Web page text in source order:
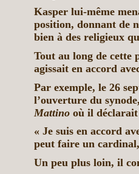
Kasper lui-même
position, donnant de
bien à des religieux
Tout au long de cette
agissait en accord
Par exemple, le 26
l’ouverture du
Mattino où il
« Je suis en accord
peut faire un
Un peu plus loin, il